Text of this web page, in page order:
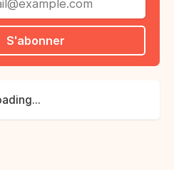
S'abonner